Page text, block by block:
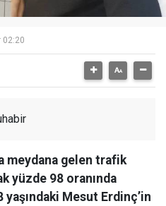
02:20
meydana gelen trafik
yüzde 98 oranında
Mesut Erdinç’in